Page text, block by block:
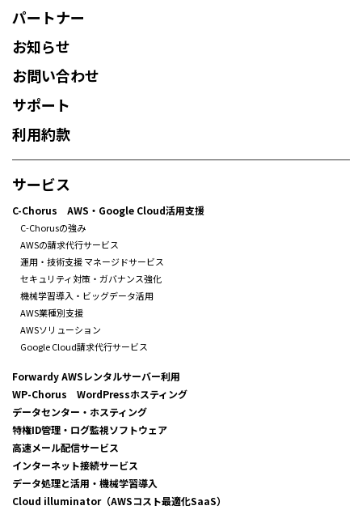
パートナー
お知らせ
お問い合わせ
サポート
利用約款
サービス
C-Chorus AWS・Google Cloud活用支援
C-Chorusの強み
AWSの請求代行サービス
運用・技術支援 マネージドサービス
セキュリティ対策・ガバナンス強化
機械学習導入・ビッグデータ活用
AWS業種別支援
AWSソリューション
Google Cloud請求代行サービス
Forwardy AWSレンタルサーバー利用
WP-Chorus WordPressホスティング
データセンター・ホスティング
特権ID管理・ログ監視ソフトウェア
高速メール配信サービス
インターネット接続サービス
データ処理と活用・機械学習導入
Cloud illuminator（AWSコスト最適化SaaS）